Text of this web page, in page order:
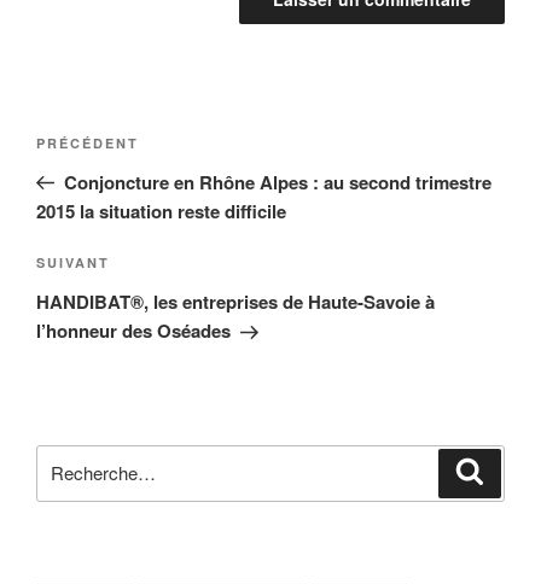
Navigation
l’article
Article
précédent
PRÉCÉDENT
Conjoncture en Rhône Alpes : au second trimestre
2015 la situation reste difficile
Article
suivant
SUIVANT
HANDIBAT®, les entreprises de Haute-Savoie à
l’honneur des Oséades
pour